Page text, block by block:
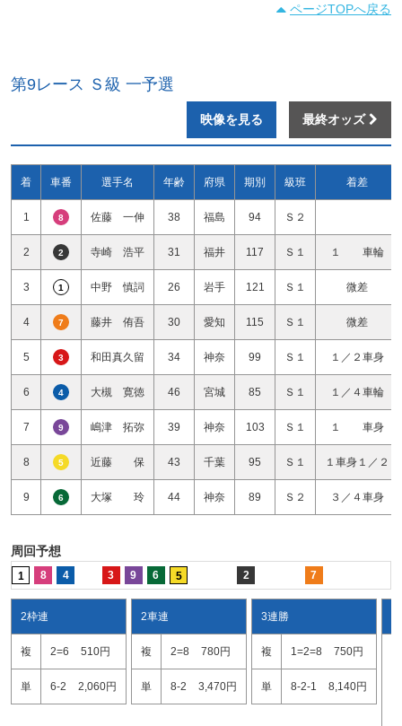
ページTOPへ戻る
第9レース Ｓ級 一予選
映像を見る 最終オッズ
着 車番 選手名 年齢 府県 期別 級班 着差
1 8 佐藤 一伸 38 福島 94 Ｓ２
2 2 寺崎 浩平 31 福井 117 Ｓ１ １ 車輪
3 1 中野 慎詞 26 岩手 121 Ｓ１ 微差
4 7 藤井 侑吾 30 愛知 115 Ｓ１ 微差
5 3 和田真久留 34 神奈 99 Ｓ１ １／２車身
6 4 大槻 寛徳 46 宮城 85 Ｓ１ １／４車輪
7 9 嶋津 拓弥 39 神奈 103 Ｓ１ １ 車身
8 5 近藤 保 43 千葉 95 Ｓ１ １車身１／２
9 6 大塚 玲 44 神奈 89 Ｓ２ ３／４車身
周回予想
1 8 4 3 9 6 5 2 7
2枠連
複 2=6 510円
単 6-2 2,060円
2車連
複 2=8 780円
単 8-2 3,470円
3連勝
複 1=2=8 750円
単 8-2-1 8,140円